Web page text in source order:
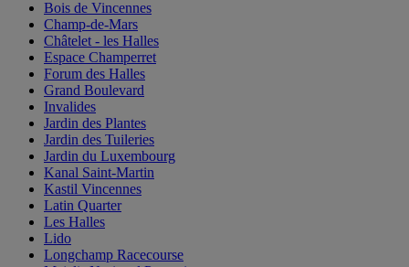
Bois de Vincennes
Champ-de-Mars
Châtelet - les Halles
Espace Champerret
Forum des Halles
Grand Boulevard
Invalides
Jardin des Plantes
Jardin des Tuileries
Jardin du Luxembourg
Kanal Saint-Martin
Kastil Vincennes
Latin Quarter
Les Halles
Lido
Longchamp Racecourse